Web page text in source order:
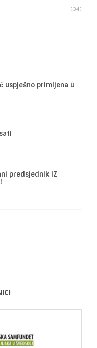
34
uspješno primljena u
predsjednik IZ